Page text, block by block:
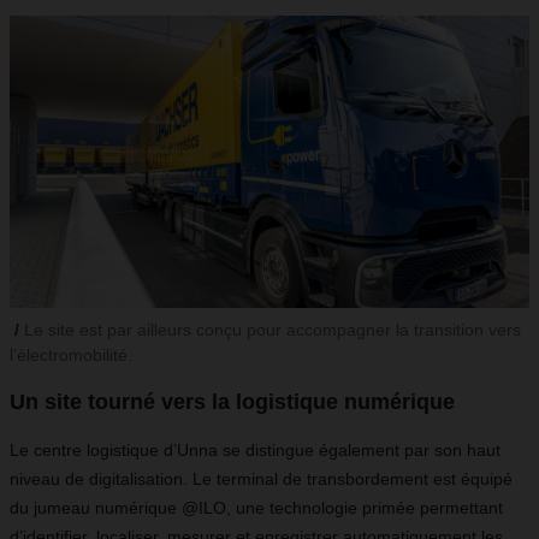
Un site tourné vers la logistique numérique
Le centre logistique d’Unna se distingue également par son haut
niveau de digitalisation. Le terminal de transbordement est équipé
du jumeau numérique @ILO, une technologie primée permettant